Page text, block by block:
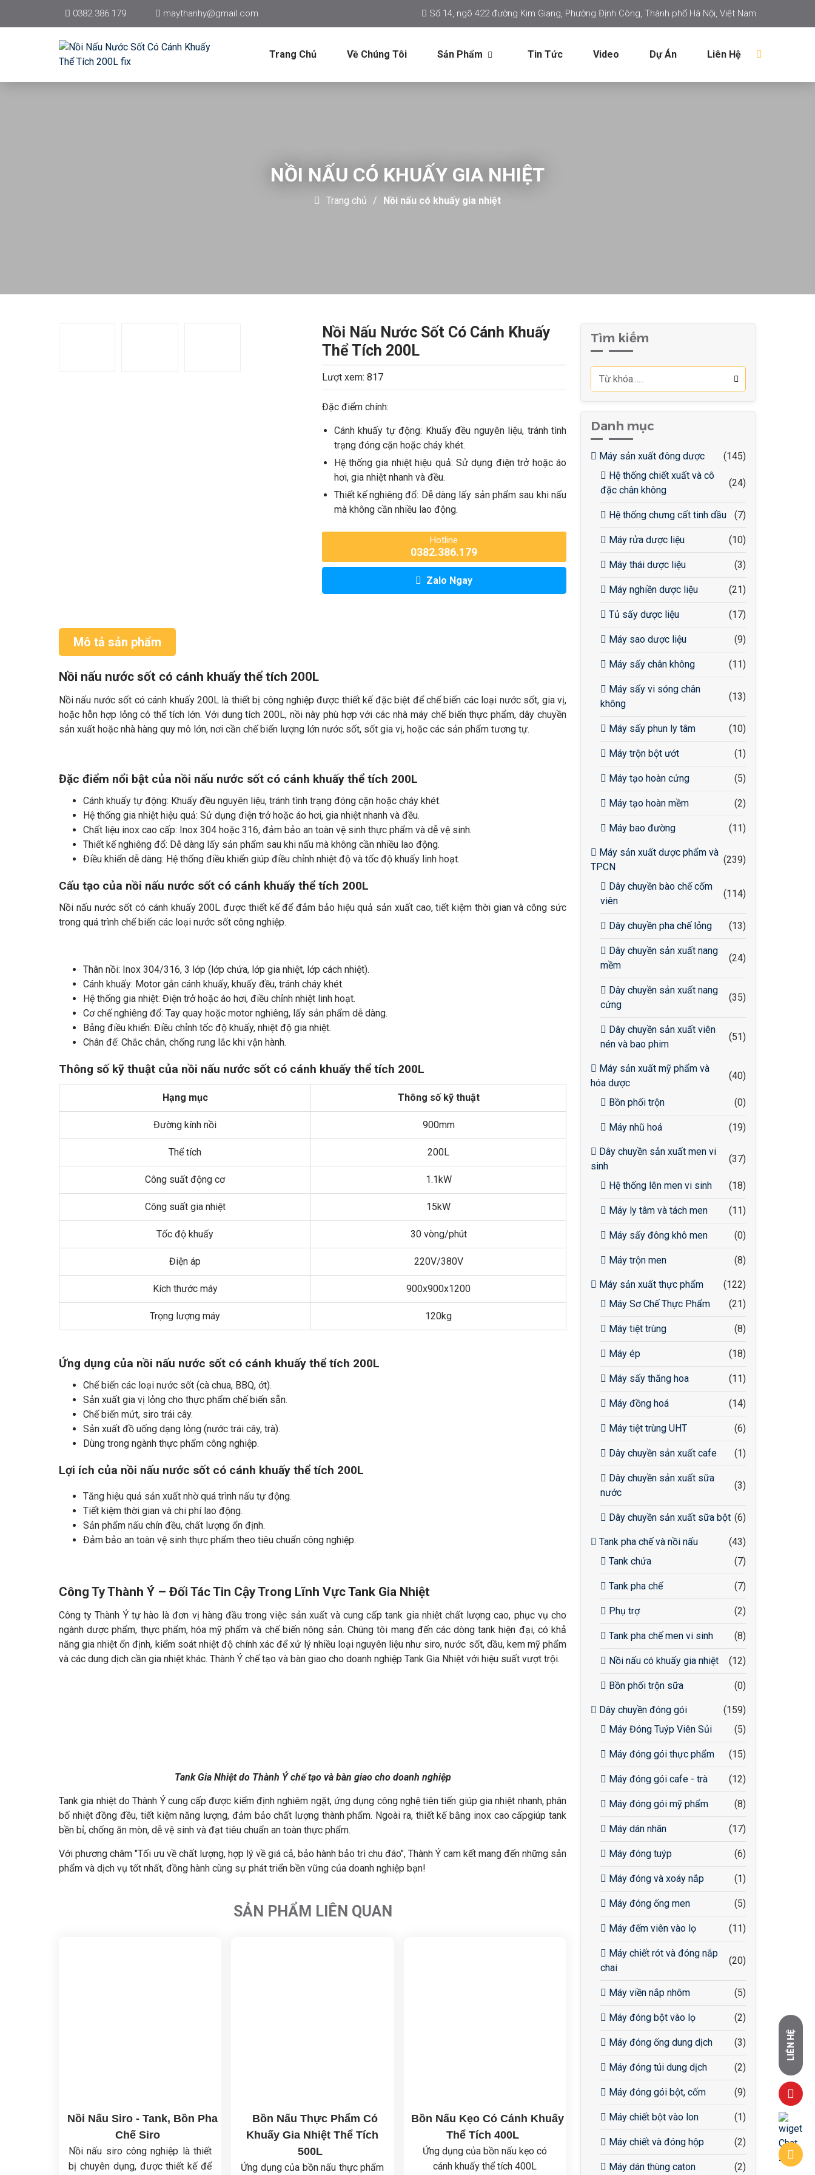
0382.386.179 maythanhy@gmail.com Số 14, ngõ 422 đường Kim Giang, Phường Định Công, Thành phố Hà Nội, Việt Nam
Trang Chủ Về Chúng Tôi Sản Phẩm Tin Tức Video Dự Án Liên Hệ
NỒI NẤU CÓ KHUẤY GIA NHIỆT
Trang chủ Nồi nấu có khuấy gia nhiệt
Nồi Nấu Nước Sốt Có Cánh Khuấy
Thể Tích 200L
Lượt xem: 817
Đặc điểm chính:
Cánh khuấy tự động: Khuấy đều nguyên liệu, tránh tình
trạng đóng cặn hoặc cháy khét.
Hệ thống gia nhiệt hiệu quả: Sử dụng điện trở hoặc áo
hơi, gia nhiệt nhanh và đều.
Thiết kế nghiêng đổ: Dễ dàng lấy sản phẩm sau khi nấu
mà không cần nhiều lao động.
Hotline
0382.386.179
Zalo Ngay
Mô tả sản phẩm
Nồi nấu nước sốt có cánh khuấy thể tích 200L
Nồi nấu nước sốt có cánh khuấy 200L là thiết bị công nghiệp được thiết kế đặc biệt để chế biến các loại nước sốt, gia vị,
hoặc hỗn hợp lỏng có thể tích lớn. Với dung tích 200L, nồi này phù hợp với các nhà máy chế biến thực phẩm, dây chuyền
sản xuất hoặc nhà hàng quy mô lớn, nơi cần chế biến lượng lớn nước sốt, sốt gia vị, hoặc các sản phẩm tương tự.
Đặc điểm nổi bật của nồi nấu nước sốt có cánh khuấy thể tích 200L
Cánh khuấy tự động: Khuấy đều nguyên liệu, tránh tình trạng đóng cặn hoặc cháy khét.
Hệ thống gia nhiệt hiệu quả: Sử dụng điện trở hoặc áo hơi, gia nhiệt nhanh và đều.
Chất liệu inox cao cấp: Inox 304 hoặc 316, đảm bảo an toàn vệ sinh thực phẩm và dễ vệ sinh.
Thiết kế nghiêng đổ: Dễ dàng lấy sản phẩm sau khi nấu mà không cần nhiều lao động.
Điều khiển dễ dàng: Hệ thống điều khiển giúp điều chỉnh nhiệt độ và tốc độ khuấy linh hoạt.
Cấu tạo của nồi nấu nước sốt có cánh khuấy thể tích 200L
Nồi nấu nước sốt có cánh khuấy 200L được thiết kế để đảm bảo hiệu quả sản xuất cao, tiết kiệm thời gian và công sức
trong quá trình chế biến các loại nước sốt công nghiệp.
Thân nồi: Inox 304/316, 3 lớp (lớp chứa, lớp gia nhiệt, lớp cách nhiệt).
Cánh khuấy: Motor gắn cánh khuấy, khuấy đều, tránh cháy khét.
Hệ thống gia nhiệt: Điện trở hoặc áo hơi, điều chỉnh nhiệt linh hoạt.
Cơ chế nghiêng đổ: Tay quay hoặc motor nghiêng, lấy sản phẩm dễ dàng.
Bảng điều khiển: Điều chỉnh tốc độ khuấy, nhiệt độ gia nhiệt.
Chân đế: Chắc chắn, chống rung lắc khi vận hành.
Thông số kỹ thuật của nồi nấu nước sốt có cánh khuấy thể tích 200L
Hạng mục Thông số kỹ thuật
Đường kính nồi 900mm
Thể tích 200L
Công suất động cơ 1.1kW
Công suất gia nhiệt 15kW
Tốc độ khuấy 30 vòng/phút
Điện áp 220V/380V
Kích thước máy 900x900x1200
Trọng lượng máy 120kg
Ứng dụng của nồi nấu nước sốt có cánh khuấy thể tích 200L
Chế biến các loại nước sốt (cà chua, BBQ, ớt).
Sản xuất gia vị lỏng cho thực phẩm chế biến sẵn.
Chế biến mứt, siro trái cây.
Sản xuất đồ uống dạng lỏng (nước trái cây, trà).
Dùng trong ngành thực phẩm công nghiệp.
Lợi ích của nồi nấu nước sốt có cánh khuấy thể tích 200L
Tăng hiệu quả sản xuất nhờ quá trình nấu tự động.
Tiết kiệm thời gian và chi phí lao động.
Sản phẩm nấu chín đều, chất lượng ổn định.
Đảm bảo an toàn vệ sinh thực phẩm theo tiêu chuẩn công nghiệp.
Công Ty Thành Ý – Đối Tác Tin Cậy Trong Lĩnh Vực Tank Gia Nhiệt
Công ty Thành Ý tự hào là đơn vị hàng đầu trong việc sản xuất và cung cấp tank gia nhiệt chất lượng cao, phục vụ cho
ngành dược phẩm, thực phẩm, hóa mỹ phẩm và chế biến nông sản. Chúng tôi mang đến các dòng tank hiện đại, có khả
năng gia nhiệt ổn định, kiểm soát nhiệt độ chính xác để xử lý nhiều loại nguyên liệu như siro, nước sốt, dầu, kem mỹ phẩm
và các dung dịch cần gia nhiệt khác. Thành Ý chế tạo và bàn giao cho doanh nghiệp Tank Gia Nhiệt với hiệu suất vượt trội.
Tank Gia Nhiệt do Thành Ý chế tạo và bàn giao cho doanh nghiệp
Tank gia nhiệt do Thành Ý cung cấp được kiểm định nghiêm ngặt, ứng dụng công nghệ tiên tiến giúp gia nhiệt nhanh, phân
bố nhiệt đồng đều, tiết kiệm năng lượng, đảm bảo chất lượng thành phẩm. Ngoài ra, thiết kế bằng inox cao cấpgiúp tank
bền bỉ, chống ăn mòn, dễ vệ sinh và đạt tiêu chuẩn an toàn thực phẩm.
Với phương châm "Tối ưu về chất lượng, hợp lý về giá cả, bảo hành bảo trì chu đáo", Thành Ý cam kết mang đến những sản
phẩm và dịch vụ tốt nhất, đồng hành cùng sự phát triển bền vững của doanh nghiệp bạn!
SẢN PHẨM LIÊN QUAN
Nồi Nấu Siro - Tank, Bồn Pha
Chế Siro
Nồi nấu siro công nghiệp là thiết
bị chuyên dụng, được thiết kế để
Bồn Nấu Thực Phẩm Có
Khuấy Gia Nhiệt Thể Tích
500L
Ứng dụng của bồn nấu thực phẩm
Bồn Nấu Kẹo Có Cánh Khuấy
Thể Tích 400L
Ứng dụng của bồn nấu kẹo có
cánh khuấy thể tích 400L
Tìm kiếm
Danh mục
Máy sản xuất đông dược
(145)
Hệ thống chiết xuất và cô
đặc chân không
(24)
Hệ thống chưng cất tinh dầu (7)
Máy rửa dược liệu (10)
Máy thái dược liệu (3)
Máy nghiền dược liệu (21)
Tủ sấy dược liệu (17)
Máy sao dược liệu (9)
Máy sấy chân không (11)
Máy sấy vi sóng chân
không
(13)
Máy sấy phun ly tâm (10)
Máy trộn bột ướt (1)
Máy tạo hoàn cứng (5)
Máy tạo hoàn mềm (2)
Máy bao đường (11)
Máy sản xuất dược phẩm và
TPCN
(239)
Dây chuyền bào chế cốm
viên
(114)
Dây chuyền pha chế lỏng (13)
Dây chuyền sản xuất nang
mềm
(24)
Dây chuyền sản xuất nang
cứng
(35)
Dây chuyền sản xuất viên
nén và bao phim
(51)
Máy sản xuất mỹ phẩm và
hóa dược
(40)
Bồn phối trộn (0)
Máy nhũ hoá (19)
Dây chuyền sản xuất men vi
sinh
(37)
Hệ thống lên men vi sinh (18)
Máy ly tâm và tách men (11)
Máy sấy đông khô men (0)
Máy trộn men (8)
Máy sản xuất thực phẩm
(122)
Máy Sơ Chế Thực Phẩm
(21)
Máy tiệt trùng (8)
Máy ép (18)
Máy sấy thăng hoa (11)
Máy đồng hoá (14)
Máy tiệt trùng UHT (6)
Dây chuyền sản xuất cafe (1)
Dây chuyền sản xuất sữa
nước
(3)
Dây chuyền sản xuất sữa bột (6)
Tank pha chế và nồi nấu
(43)
Tank chứa
(7)
Tank pha chế (7)
Phụ trợ (2)
Tank pha chế men vi sinh (8)
Nồi nấu có khuấy gia nhiệt (12)
Bồn phối trộn sữa (0)
Dây chuyền đóng gói
(159)
Máy Đóng Tuýp Viên Sủi
(5)
Máy đóng gói thực phẩm (15)
Máy đóng gói cafe - trà (12)
Máy đóng gói mỹ phẩm (8)
Máy dán nhãn (17)
Máy đóng tuýp (6)
Máy đóng và xoáy nắp (1)
Máy đóng ống men (5)
Máy đếm viên vào lọ (11)
Máy chiết rót và đóng nắp
chai
(20)
Máy viền nắp nhôm (5)
Máy đóng bột vào lọ (2)
Máy đóng ống dung dịch (3)
Máy đóng túi dung dịch (2)
Máy đóng gói bột, cốm (9)
Máy chiết bột vào lon (1)
Máy chiết và đóng hộp (2)
Máy dán thùng caton (2)
LIÊN HỆ